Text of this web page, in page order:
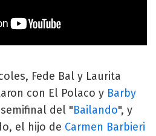
Fede Bal y Laurita
con El Polaco y Barby
del "Bailando", y
el hijo de Carmen Barbieri